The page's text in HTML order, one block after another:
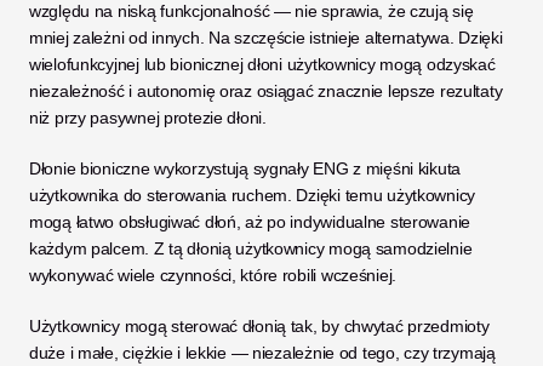
względu na niską funkcjonalność — nie sprawia, że czują się
mniej zależni od innych. Na szczęście istnieje alternatywa. Dzięki
wielofunkcyjnej lub bionicznej dłoni użytkownicy mogą odzyskać
niezależność i autonomię oraz osiągać znacznie lepsze rezultaty
niż przy pasywnej protezie dłoni.
Dłonie bioniczne wykorzystują sygnały ENG z mięśni kikuta
użytkownika do sterowania ruchem. Dzięki temu użytkownicy
mogą łatwo obsługiwać dłoń, aż po indywidualne sterowanie
każdym palcem. Z tą dłonią użytkownicy mogą samodzielnie
wykonywać wiele czynności, które robili wcześniej.
Użytkownicy mogą sterować dłonią tak, by chwytać przedmioty
duże i małe, ciężkie i lekkie — niezależnie od tego, czy trzymają